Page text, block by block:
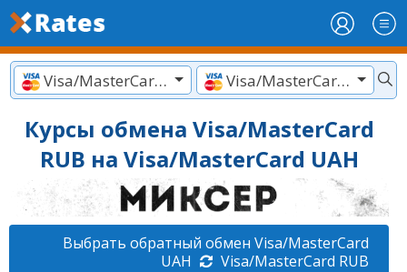
Visa/MasterCard RUB Visa/MasterCard UAH
Курсы обмена Visa/MasterCard
RUB на Visa/MasterCard UAH
Выбрать обратный обмен Visa/MasterCard
UAH
Visa/MasterCard RUB